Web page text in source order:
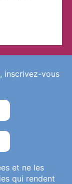
inscrivez-vous
et ne les
qui rendent